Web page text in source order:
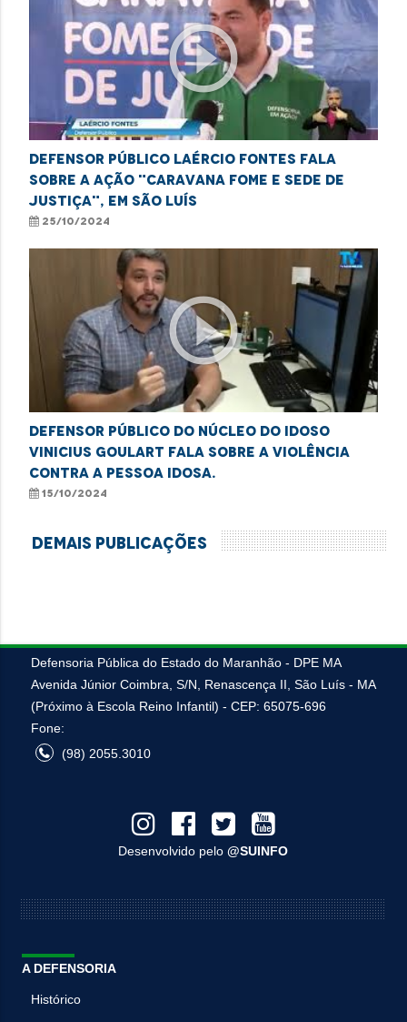
play_circle_outline
Defensor público Laércio Fontes fala
sobre a ação "Caravana Fome e Sede de
Justiça", em São Luís
25/10/2024
play_circle_outline
Defensor público do Núcleo do Idoso
Vinicius Goulart fala sobre a violência
contra a pessoa idosa.
15/10/2024
Demais Publicações
Defensoria Pública do Estado do Maranhão - DPE MA
Avenida Júnior Coimbra, S/N, Renascença II, São Luís - MA
(Próximo à Escola Reino Infantil) - CEP: 65075-696
Fone:
(98) 2055.3010
Desenvolvido pelo@SUINFO
A DEFENSORIA
Histórico